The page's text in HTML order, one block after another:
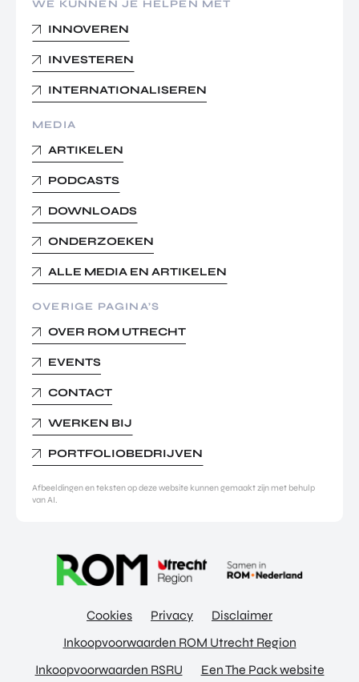
WE KUNNEN JE HELPEN MET
INNOVEREN
INVESTEREN
INTERNATIONALISEREN
MEDIA
ARTIKELEN
PODCASTS
DOWNLOADS
ONDERZOEKEN
ALLE MEDIA EN ARTIKELEN
OVERIGE PAGINA’S
OVER ROM UTRECHT
EVENTS
CONTACT
WERKEN BIJ
PORTFOLIOBEDRIJVEN
Afbeeldingen en teksten op deze website kunnen gemaakt zijn met behulp
van AI.
Cookies Privacy
Disclaimer
Inkoopvoorwaarden ROM Utrecht Region
Inkoopvoorwaarden RSRU
Een The Pack website